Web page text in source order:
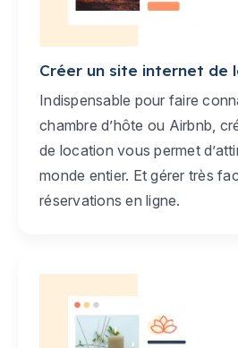
Créer un site internet de
Indispensable pour faire
chambre d’hôte ou Airbnb,
de location vous permet
monde entier. Et gérer très
réservations en ligne.